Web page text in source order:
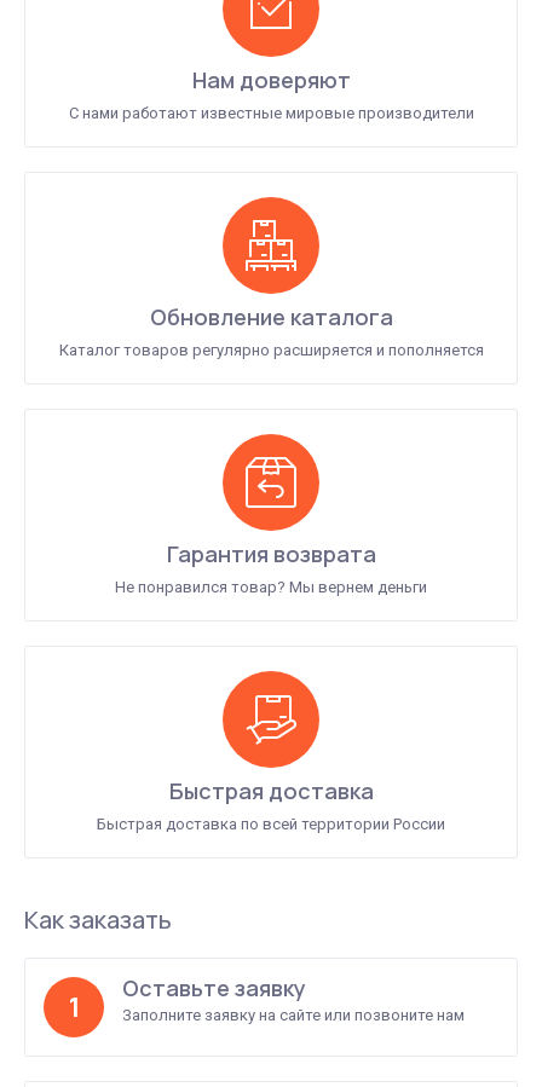
Нам доверяют
С нами работают известные мировые производители
Обновление каталога
Каталог товаров регулярно расширяется и пополняется
Гарантия возврата
Не понравился товар? Мы вернем деньги
Быстрая доставка
Быстрая доставка по всей территории России
Как заказать
1
Оставьте заявку
Заполните заявку на сайте или позвоните нам